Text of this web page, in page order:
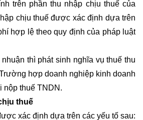
trên phần thu nhập chịu thuế của
chịu thuế được xác định dựa trên
hợp lệ theo quy định của pháp luật
thì phát sinh nghĩa vụ thuế thu
hợp doanh nghiệp kinh doanh
nộp thuế TNDN.
thuế
xác định dựa trên các yếu tố sau: